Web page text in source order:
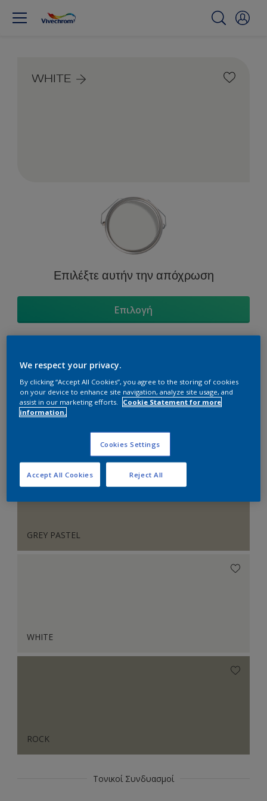
WHITE
Επιλέξτε αυτήν την απόχρωση
Επιλογή
Χρωματικοί Συνδυασμοί
GREY PASTEL
WHITE
ROCK
Τονικοί Συνδυασμοί
We respect your privacy.
By clicking “Accept All Cookies”, you agree to the storing of cookies
on your device to enhance site navigation, analyze site usage, and
assist in our marketing efforts.
Cookie Statement for more
information.
Cookies Settings
Reject All
Accept All Cookies